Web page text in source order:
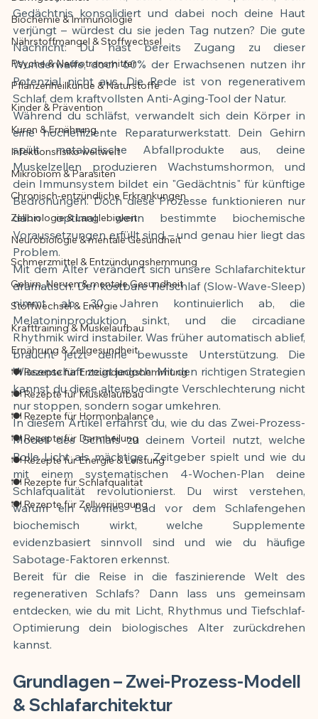
Der Artikel wurde mit Unterstützung von
KI erstellt und redaktionell geprüft vom
angegebenen Autor
Biochemie & Immunologie
Nährstoffmangel & Stoffwechsel
Psyche & Neurotransmitter
Pflanzenheilkunde & Naturstoffe
Kinder & Prävention
Kuren & Ernährung
Infektionsrisiko weltweit
Mikrobiom & Parasiten
Chronisch-entzündliche Erkrankungen
Zellbiologie & Langlebigkeit
Neurobiologie & mentale Gesundheit
Schmerzmittel & Entzündungshemmung
Gehirn, Nerven & mentale Gesundheit
Stoffwechsel & Energie
Krafttraining & Muskelaufbau
Ernährung & Zellgesundheit
🍽️ Rezepte für Entzündungshemmung
🍽️ Rezepte für Muskelaufbau
🍽️ Rezepte für Hormonbalance
🍽️ Rezepte für Darmheilung
🍽️ Rezepte für Energie & Leistung
🍽️ Rezepte für Schlafqualität
🍽️ Rezepte für Zellverjüngung
Gedächtnis konsolidiert und dabei noch deine Haut
verjüngt – würdest du sie jeden Tag nutzen? Die gute
Nachricht: Du hast bereits Zugang zu dieser
Wunderwaffe, doch 60% der Erwachsenen nutzen ihr
Potenzial nicht aus. Die Rede ist von regenerativem
Schlaf, dem kraftvollsten Anti-Aging-Tool der Natur.
Während du schläfst, verwandelt sich dein Körper in
eine hocheffiziente Reparaturwerkstatt. Dein Gehirn
spült metabolische Abfallprodukte aus, deine
Muskelzellen produzieren Wachstumshormon, und
dein Immunsystem bildet ein "Gedächtnis" für künftige
Bedrohungen. Doch diese Prozesse funktionieren nur
dann optimal, wenn bestimmte biochemische
Voraussetzungen erfüllt sind – und genau hier liegt das
Problem.
Mit dem Alter verändert sich unsere Schlafarchitektur
dramatisch. Der kostbare Tiefschlaf (Slow-Wave-Sleep)
nimmt ab 30 Jahren kontinuierlich ab, die
Melatoninproduktion sinkt, und die circadiane
Rhythmik wird instabiler. Was früher automatisch ablief,
braucht jetzt deine bewusste Unterstützung. Die
Wissenschaft zeigt jedoch: Mit den richtigen Strategien
kannst du diese altersbedingte Verschlechterung nicht
nur stoppen, sondern sogar umkehren.
In diesem Artikel erfährst du, wie du das Zwei-Prozess-
Modell des Schlafs zu deinem Vorteil nutzt, welche
Rolle Licht als mächtiger Zeitgeber spielt und wie du
mit einem systematischen 4-Wochen-Plan deine
Schlafqualität revolutionierst. Du wirst verstehen,
warum ein warmes Bad vor dem Schlafengehen
biochemisch wirkt, welche Supplemente
evidenzbasiert sinnvoll sind und wie du häufige
Sabotage-Faktoren erkennst.
Bereit für die Reise in die faszinierende Welt des
regenerativen Schlafs? Dann lass uns gemeinsam
entdecken, wie du mit Licht, Rhythmus und Tiefschlaf-
Optimierung dein biologisches Alter zurückdrehen
kannst.
Grundlagen – Zwei-Prozess-Modell
& Schlafarchitektur